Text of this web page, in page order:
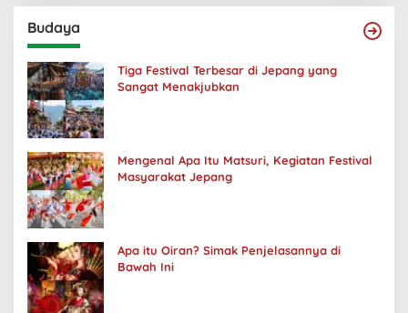
Budaya
Tiga Festival Terbesar di Jepang yang
Sangat Menakjubkan
Mengenal Apa Itu Matsuri, Kegiatan Festival
Masyarakat Jepang
Apa itu Oiran? Simak Penjelasannya di
Bawah Ini